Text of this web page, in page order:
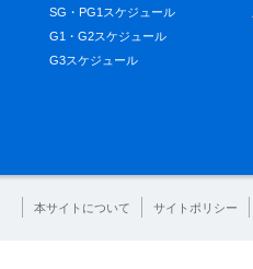
SG・PG1スケジュール
G1・G2スケジュール
G3スケジュール
本サイトについて サイトポリシー